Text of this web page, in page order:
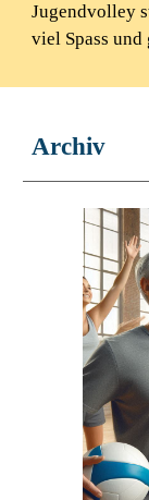
Jugendvolley
viel Spass und
Archiv